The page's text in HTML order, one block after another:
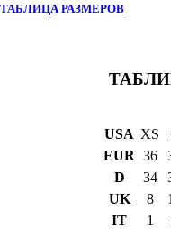
ТАБЛИЦА РАЗМЕРОВ
USA XS
EUR 36
D
34
UK
8
IT
1